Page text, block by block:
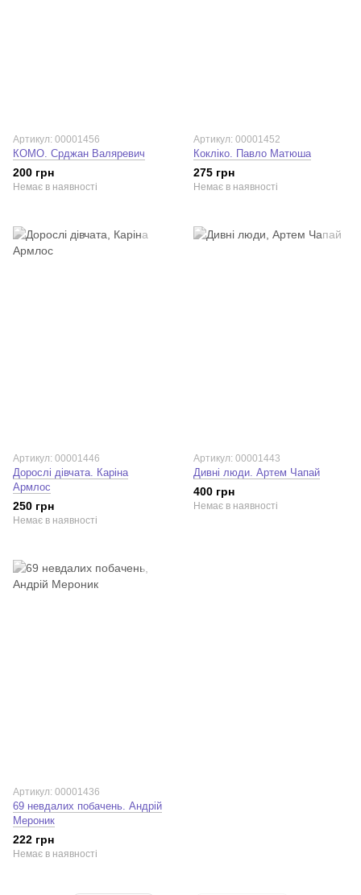
Артикул: 00001456
КОМО. Срджан Валяревич
200 грн
Немає в наявності
Артикул: 00001452
Кокліко. Павло Матюша
275 грн
Немає в наявності
Артикул: 00001446
Дорослі дівчата. Каріна
Армлос
250 грн
Немає в наявності
Артикул: 00001443
Дивні люди. Артем Чапай
400 грн
Немає в наявності
Артикул: 00001436
69 невдалих побачень. Андрій
Мероник
222 грн
Немає в наявності